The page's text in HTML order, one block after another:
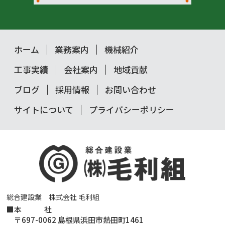
総合建設業 株式会社 毛利組
■本 社
〒697-0062 島根県浜田市熱田町1461
ホーム 業務案内
機械紹介
工事実績
会社案内
地域貢献
ブログ
採用情報
お問い合わせ
サイトについて
プライバシーポリシー